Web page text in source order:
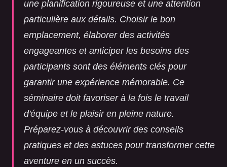
une planification rigoureuse et une attention
particulière aux détails. Choisir le bon
emplacement, élaborer des activités
engageantes et anticiper les besoins des
participants sont des éléments clés pour
garantir une expérience mémorable. Ce
séminaire doit favoriser à la fois le travail
d'équipe et le plaisir en pleine nature.
Préparez-vous à découvrir des conseils
pratiques et des astuces pour transformer cette
aventure en un succès.